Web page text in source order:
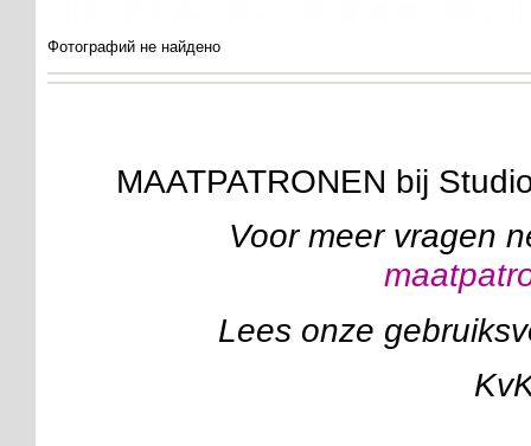
Фотографий не найдено
MAATPATRONEN bij
Voor meer vragen
Lees onze